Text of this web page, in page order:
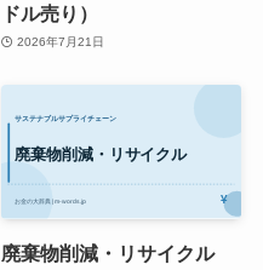
ドル売り）
2026年7月21日
廃棄物削減・リサイクル